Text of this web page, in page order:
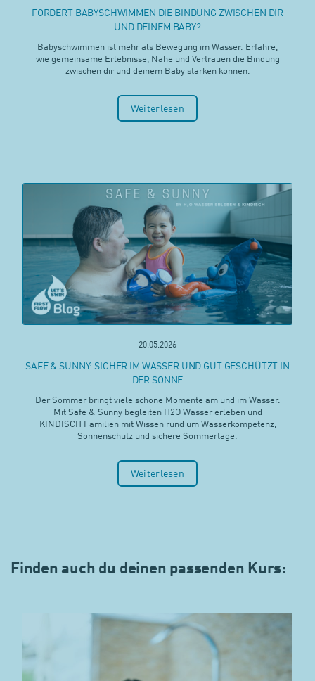
FÖRDERT BABYSCHWIMMEN DIE BINDUNG ZWISCHEN DIR
UND DEINEM BABY?
Babyschwimmen ist mehr als Bewegung im Wasser. Erfahre,
wie gemeinsame Erlebnisse, Nähe und Vertrauen die Bindung
zwischen dir und deinem Baby stärken können.
Weiterlesen
20.05.2026
SAFE & SUNNY: SICHER IM WASSER UND GUT GESCHÜTZT IN
DER SONNE
Der Sommer bringt viele schöne Momente am und im Wasser.
Mit Safe & Sunny begleiten H2O Wasser erleben und
KINDISCH Familien mit Wissen rund um Wasserkompetenz,
Sonnenschutz und sichere Sommertage.
Weiterlesen
Finden auch du deinen passenden Kurs: